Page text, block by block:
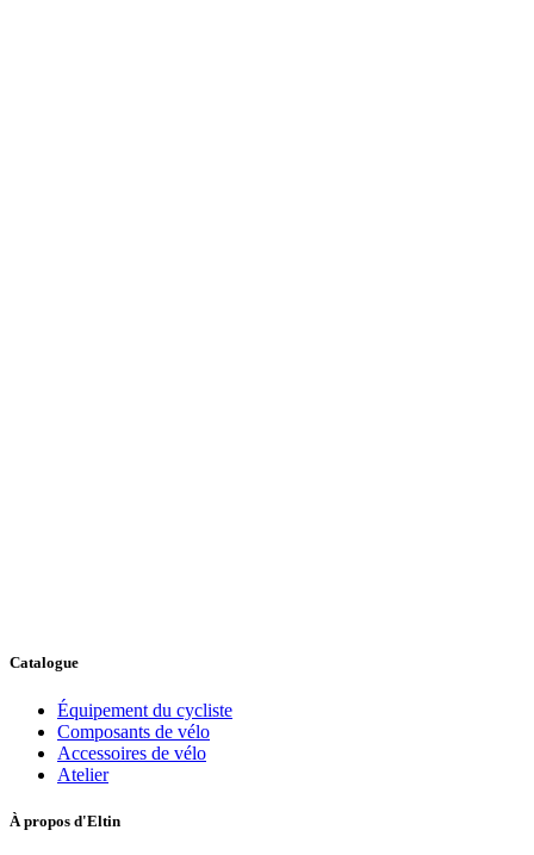
Catalogue
Équipement du cycliste
Composants de vélo
Accessoires de vélo
Atelier
À propos d'Eltin